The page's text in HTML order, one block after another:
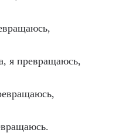
я превращаюсь,